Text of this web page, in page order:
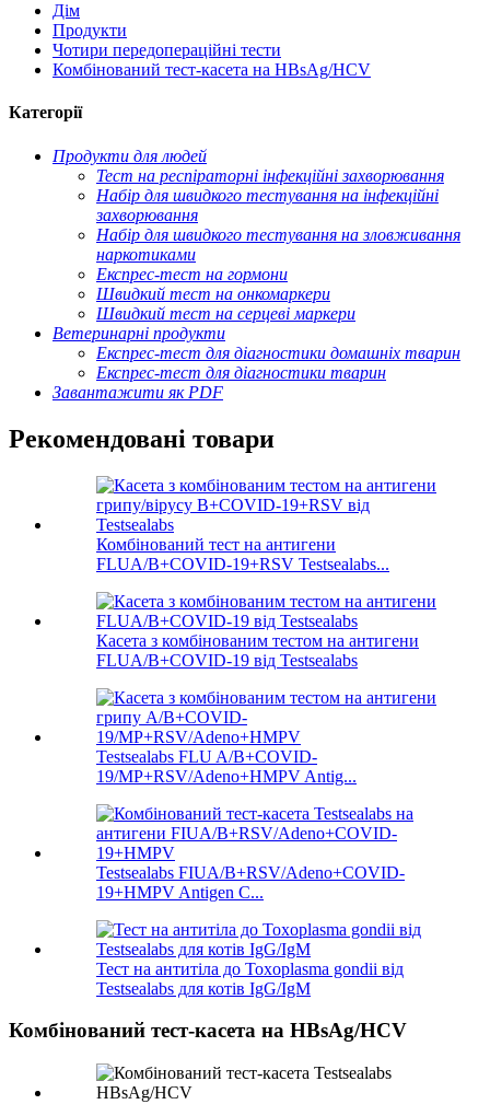
Дім
Продукти
Чотири передопераційні тести
Комбінований тест-касета на HBsAg/HCV
Категорії
Продукти для людей
Тест на респіраторні інфекційні захворювання
Набір для швидкого тестування на інфекційні
захворювання
Набір для швидкого тестування на зловживання
наркотиками
Експрес-тест на гормони
Швидкий тест на онкомаркери
Швидкий тест на серцеві маркери
Ветеринарні продукти
Експрес-тест для діагностики домашніх тварин
Експрес-тест для діагностики тварин
Завантажити як PDF
Рекомендовані товари
Комбінований тест на антигени
FLUA/B+COVID-19+RSV Testsealabs...
Касета з комбінованим тестом на антигени
FLUA/B+COVID-19 від Testsealabs
Testsealabs FLU A/B+COVID-
19/MP+RSV/Adeno+HMPV Antig...
Testsealabs FIUA/B+RSV/Adeno+COVID-
19+HMPV Antigen C...
Тест на антитіла до Toxoplasma gondii від
Testsealabs для котів IgG/IgM
Комбінований тест-касета на HBsAg/HCV